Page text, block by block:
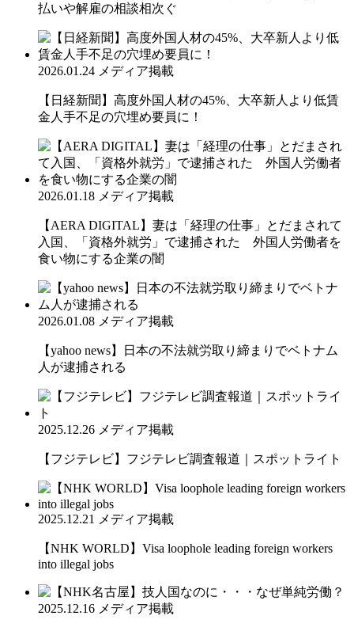
払いや解雇の相談相次ぐ
2026.01.24 メディア掲載
【日経新聞】高度外国人材の45%、大卒新人より低賃
金人手不足の穴埋め要員に！
2026.01.18 メディア掲載
【AERA DIGITAL】妻は「経理の仕事」とだまされて
入国、「資格外就労」で逮捕された 外国人労働者を
食い物にする企業の闇
2026.01.08 メディア掲載
【yahoo news】日本の不法就労取り締まりでベトナム
人が逮捕される
2025.12.26 メディア掲載
【フジテレビ】フジテレビ調査報道｜スポットライト
2025.12.21 メディア掲載
【NHK WORLD】Visa loophole leading foreign workers
into illegal jobs
2025.12.16 メディア掲載